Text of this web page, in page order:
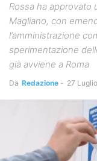
Rossa ha approvato
Magliano, con
l’amministrazione
sperimentazione
già avviene a Roma
Da Redazione - 27